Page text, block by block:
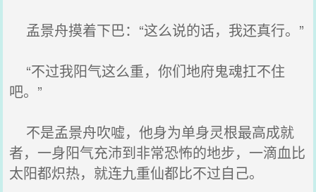
孟景舟摸着下巴：“这么说的话，我还真行。”
“不过我阳气这么重，你们地府鬼魂扛不住
吧。”
不是孟景舟吹嘘，他身为单身灵根最高成就
者，一身阳气充沛到非常恐怖的地步，一滴血比
太阳都炽热，就连九重仙都比不过自己。